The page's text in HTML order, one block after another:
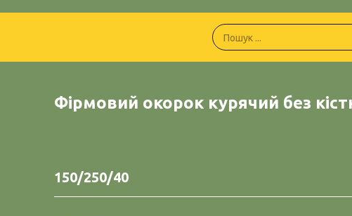
Фірмовий окорок курячий без
150/250/40